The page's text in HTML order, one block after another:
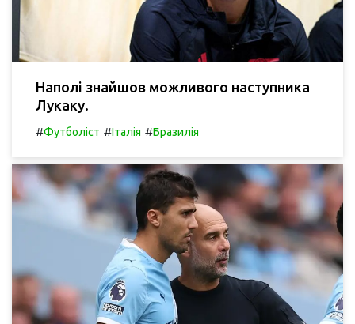
Наполі знайшов можливого наступника
Лукаку.
#Футболіст #Італія #Бразилія